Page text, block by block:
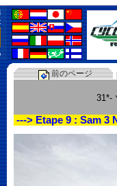
前のページ
31*-
---> Etape 9 : Sam 3